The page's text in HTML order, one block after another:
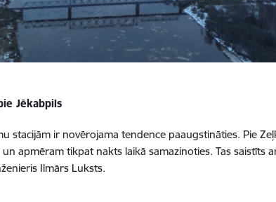
Jēkabpils
stacijām ir novērojama tendence paaugstināties. Pie
apmēram tikpat nakts laikā samazinoties. Tas saistīts
Ilmārs Luksts.